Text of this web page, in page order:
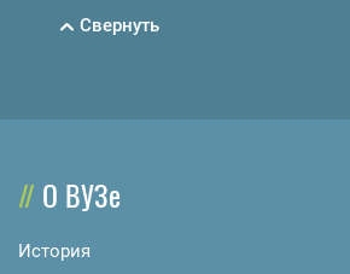
Свернуть
О ВУЗе
История